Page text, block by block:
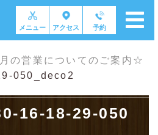
メニュー アクセス 予約
の営業についてのご案内☆
050_deco2
16-18-29-050